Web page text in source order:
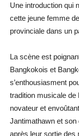
Une introduction qui
cette jeune femme
provinciale dans un
La scène est
Bangkokois et
s’enthousiasment
tradition musicale de
novateur et
Jantimathawn et son
après leur sortie des